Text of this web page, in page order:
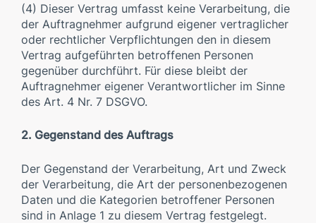
(4) Dieser Vertrag umfasst keine Verarbeitung, die
der Auftragnehmer aufgrund eigener vertraglicher
oder rechtlicher Verpflichtungen den in diesem
Vertrag aufgeführten betroffenen Personen
gegenüber durchführt. Für diese bleibt der
Auftragnehmer eigener Verantwortlicher im Sinne
des Art. 4 Nr. 7 DSGVO.
2. Gegenstand des Auftrags
Der Gegenstand der Verarbeitung, Art und Zweck
der Verarbeitung, die Art der personenbezogenen
Daten und die Kategorien betroffener Personen
sind in Anlage 1 zu diesem Vertrag festgelegt.